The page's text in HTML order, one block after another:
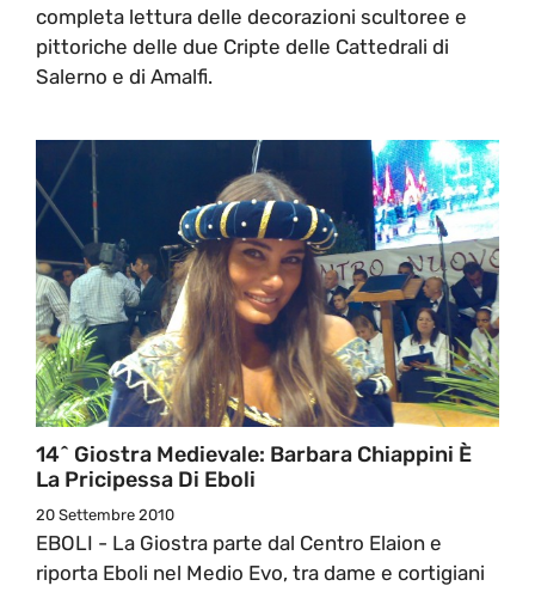
completa lettura delle decorazioni scultoree e
pittoriche delle due Cripte delle Cattedrali di
Salerno e di Amalfi.
14^ Giostra Medievale: Barbara Chiappini È
La Pricipessa Di Eboli
20 Settembre 2010
EBOLI - La Giostra parte dal Centro Elaion e
riporta Eboli nel Medio Evo, tra dame e cortigiani